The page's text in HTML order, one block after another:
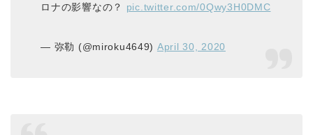
ロナの影響なの？ pic.twitter.com/0Qwy3H0DMC
— 弥勒 (@miroku4649) April 30, 2020